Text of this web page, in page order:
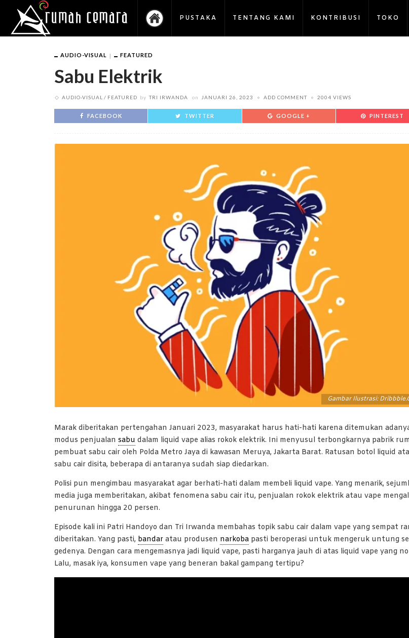
PUSTAKA TENTANG KAMI KONTRIBUSI TOKO
AUDIO-VISUAL FEATURED
Sabu Elektrik
AUDIO-VISUAL FEATURED by TRI IRWANDA on JANUARI 26, 2023 ADD COMMENT 2004 VIEWS
FACEBOOK TWITTER GOOGLE + PINTEREST
Gambar Ilustrasi:
Marak diberitakan pertengahan Januari 2023, masyarakat harus hati-hati karena ditemukan
modus penjualan sabu dalam liquid vape alias rokok elektrik. Ini menyusul terbongkarnya pabrik
pembuat sabu cair oleh Polda Metro Jaya di kawasan Meruya, Jakarta Barat. Ratusan botol liquid
sabu cair disita, beberapa di antaranya sudah siap diedarkan.
Polisi pun mengimbau masyarakat agar berhati-hati dalam membeli liquid vape. Yang menarik,
media juga memberitakan, akibat fenomena sabu cair itu, penjualan rokok elektrik atau vape
penurunan hingga 20 persen.
Episode kali ini Patri Handoyo dan Tri Irwanda membahas topik sabu cair dalam vape yang sempat
diberitakan. Yang pasti, bandar atau produsen narkoba pasti beroperasi untuk mengeruk untung
gedenya. Dengan cara mengemasnya jadi liquid vape, pasti harganya jauh di atas liquid vape yang
Lalu, masak iya, konsumen vape yang beneran bakal gampang tertipu?